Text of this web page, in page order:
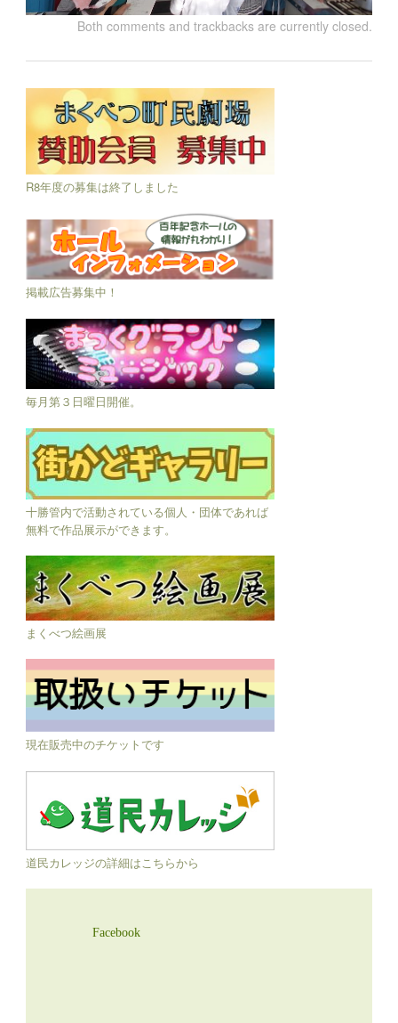
Both comments and trackbacks are currently closed.
R8年度の募集は終了しました
掲載広告募集中！
毎月第３日曜日開催。
十勝管内で活動されている個人・団体であれば
無料で作品展示ができます。
まくべつ絵画展
現在販売中のチケットです
道民カレッジの詳細はこちらから
Facebook